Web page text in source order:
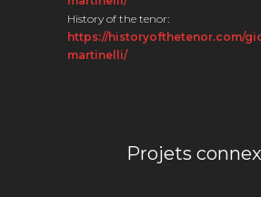
History of the tenor:
https://historyofthetenor.com/
martinelli/
Projets